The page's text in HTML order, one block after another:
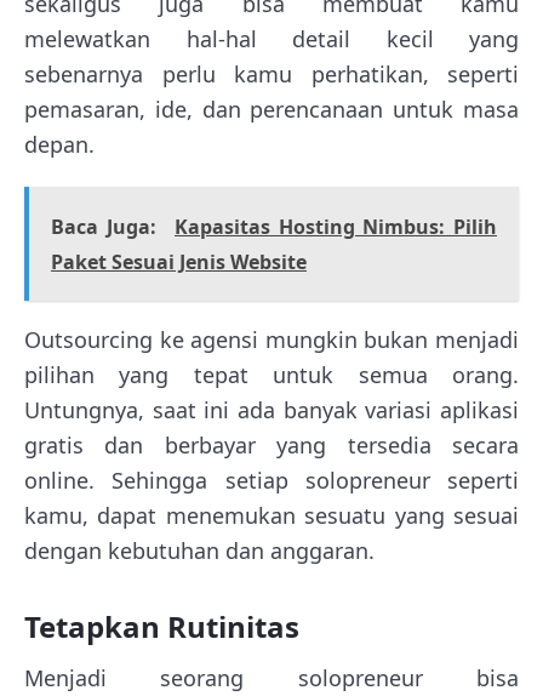
melewatkan hal-hal detail kecil yang
sebenarnya perlu kamu perhatikan, seperti
pemasaran, ide, dan perencanaan untuk masa
depan.
Baca Juga:
Kapasitas Hosting Nimbus: Pilih
Paket Sesuai Jenis Website
Outsourcing ke agensi mungkin bukan menjadi
pilihan yang tepat untuk semua orang.
Untungnya, saat ini ada banyak variasi aplikasi
gratis dan berbayar yang tersedia secara
online. Sehingga setiap solopreneur seperti
kamu, dapat menemukan sesuatu yang sesuai
dengan kebutuhan dan anggaran.
Tetapkan Rutinitas
Menjadi seorang solopreneur bisa